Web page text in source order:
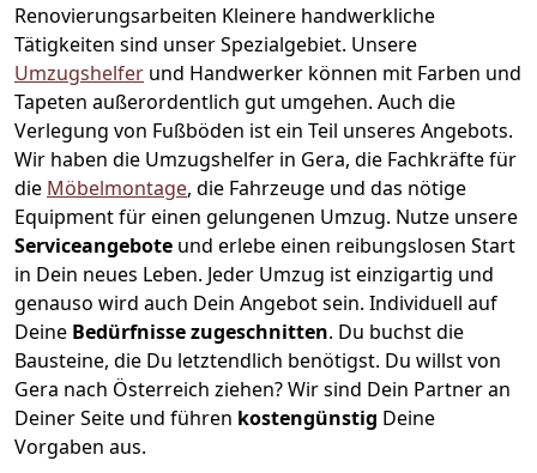
Renovierungsarbeiten Kleinere handwerkliche
Tätigkeiten sind unser Spezialgebiet. Unsere
Umzugshelfer und Handwerker können mit Farben und
Tapeten außerordentlich gut umgehen. Auch die
Verlegung von Fußböden ist ein Teil unseres Angebots.
Wir haben die Umzugshelfer in Gera, die Fachkräfte für
die Möbelmontage, die Fahrzeuge und das nötige
Equipment für einen gelungenen Umzug. Nutze unsere
Serviceangebote und erlebe einen reibungslosen Start
in Dein neues Leben. Jeder Umzug ist einzigartig und
genauso wird auch Dein Angebot sein. Individuell auf
Deine Bedürfnisse zugeschnitten. Du buchst die
Bausteine, die Du letztendlich benötigst. Du willst von
Gera nach Österreich ziehen? Wir sind Dein Partner an
Deiner Seite und führen kostengünstig Deine
Vorgaben aus.